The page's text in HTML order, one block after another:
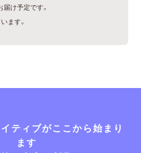
け予定です。
ます。
ティブがここから始まり
ます